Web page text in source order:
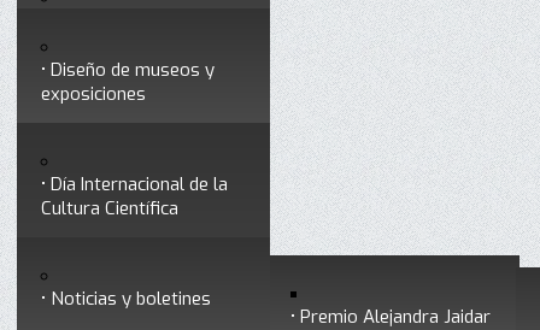
Socios vigentes
Consejo Directivo
profesionales
Premios a divulgadores Premio Alejandra Jaidar
Servicios
Diseño de museos y
exposiciones
formar divulgadores
Día Internacional de la
Cultura Científica
Noticias y boletines